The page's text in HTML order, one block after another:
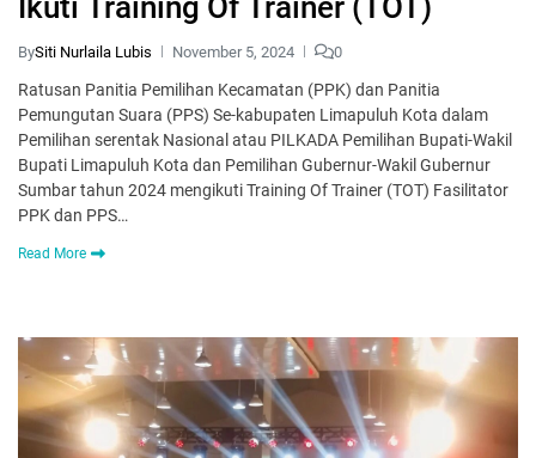
BySiti Nurlaila Lubis November 5, 2024 0
Ratusan Panitia Pemilihan Kecamatan (PPK) dan Panitia
Pemungutan Suara (PPS) Se-kabupaten Limapuluh Kota dalam
Pemilihan serentak Nasional atau PILKADA Pemilihan Bupati-Wakil
Bupati Limapuluh Kota dan Pemilihan Gubernur-Wakil Gubernur
Sumbar tahun 2024 mengikuti Training Of Trainer (TOT) Fasilitator
PPK dan PPS…
Read More